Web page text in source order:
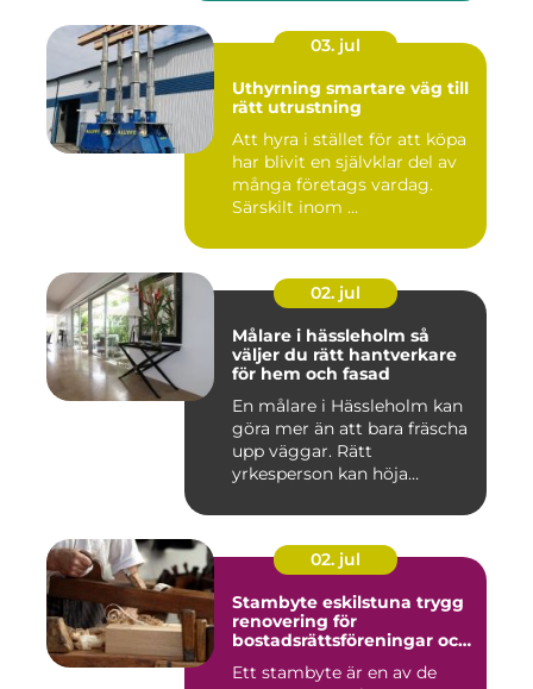
03. jul
Uthyrning smartare väg till
rätt utrustning
Att hyra i stället för att köpa
har blivit en självklar del av
många företags vardag.
Särskilt inom ...
02. jul
Målare i hässleholm så
väljer du rätt hantverkare
för hem och fasad
En målare i Hässleholm kan
göra mer än att bara fräscha
upp väggar. Rätt
yrkesperson kan höja
02. jul
Stambyte eskilstuna trygg
renovering för
bostadsrättsföreningar och
Ett stambyte är en av de